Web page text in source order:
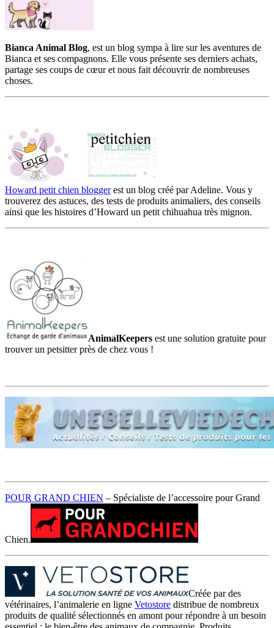
Bianca Animal Blog, est un blog sympa à lire sur les aventures de
Bianca et ses compagnons. Elle vous présente ses derniers achats,
partage ses coups de cœur et nous fait découvrir de nombreuses
choses.
Howard petit chien bloggerest un blog créé par Adeline. Vous y
trouverez des astuces, des tests de produits animaliers, des conseils
ainsi que les histoires d’Howard un petit chihuahua très mignon.
AnimalKeepers est une solution gratuite pour
trouver un petsitter près de chez vous !
POUR GRAND CHIEN – Spécialiste de l’accessoire pour Grand
Chien.
Créée par des
vétérinaires, l’animalerie en ligne Vetostore distribue de nombreux
produits de qualité sélectionnés en amont pour répondre à un besoin